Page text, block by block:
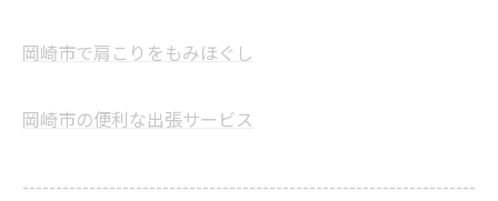
岡崎市で肩こりをもみほぐし
岡崎市の便利な出張サービス
--------------------------------------------------------------------